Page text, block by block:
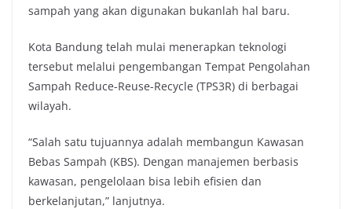
sampah yang akan digunakan bukanlah hal baru.
Kota Bandung telah mulai menerapkan teknologi
tersebut melalui pengembangan Tempat Pengolahan
Sampah Reduce-Reuse-Recycle (TPS3R) di berbagai
wilayah.
“Salah satu tujuannya adalah membangun Kawasan
Bebas Sampah (KBS). Dengan manajemen berbasis
kawasan, pengelolaan bisa lebih efisien dan
berkelanjutan,” lanjutnya.